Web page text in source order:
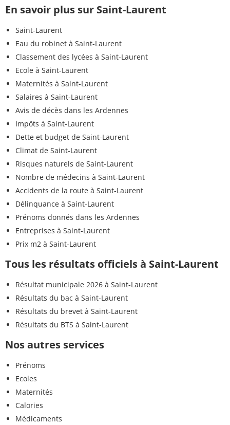
En savoir plus sur Saint-Laurent
Saint-Laurent
Eau du robinet à Saint-Laurent
Classement des lycées à Saint-Laurent
Ecole à Saint-Laurent
Maternités à Saint-Laurent
Salaires à Saint-Laurent
Avis de décès dans les Ardennes
Impôts à Saint-Laurent
Dette et budget de Saint-Laurent
Climat de Saint-Laurent
Risques naturels de Saint-Laurent
Nombre de médecins à Saint-Laurent
Accidents de la route à Saint-Laurent
Délinquance à Saint-Laurent
Prénoms donnés dans les Ardennes
Entreprises à Saint-Laurent
Prix m2 à Saint-Laurent
Tous les résultats officiels à Saint-Laurent
Résultat municipale 2026 à Saint-Laurent
Résultats du bac à Saint-Laurent
Résultats du brevet à Saint-Laurent
Résultats du BTS à Saint-Laurent
Nos autres services
Prénoms
Ecoles
Maternités
Calories
Médicaments